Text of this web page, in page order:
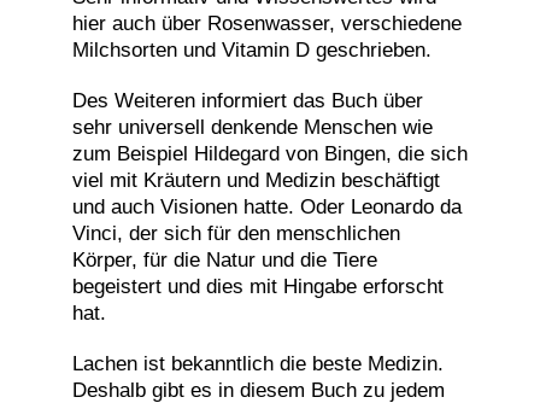
hier auch über Rosenwasser, verschiedene
Milchsorten und Vitamin D geschrieben.
Des Weiteren informiert das Buch über
sehr universell denkende Menschen wie
zum Beispiel Hildegard von Bingen, die sich
viel mit Kräutern und Medizin beschäftigt
und auch Visionen hatte. Oder Leonardo da
Vinci, der sich für den menschlichen
Körper, für die Natur und die Tiere
begeistert und dies mit Hingabe erforscht
hat.
Lachen ist bekanntlich die beste Medizin.
Deshalb gibt es in diesem Buch zu jedem